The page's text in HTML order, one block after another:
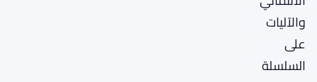
والآليات
على
السلسلة